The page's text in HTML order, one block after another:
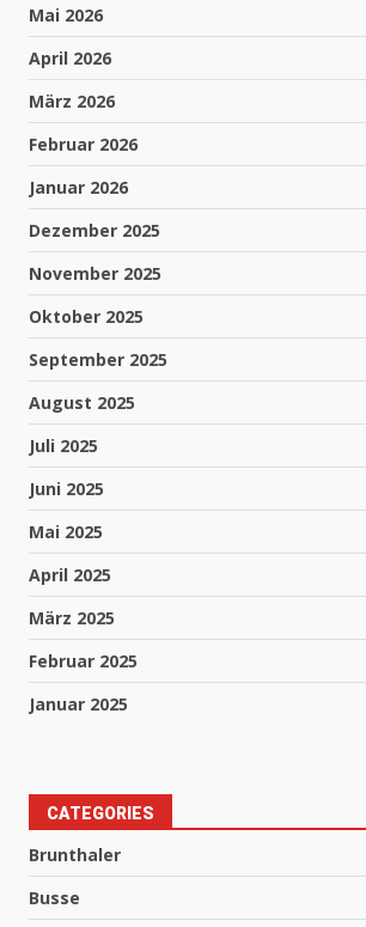
Mai 2026
April 2026
März 2026
Februar 2026
Januar 2026
Dezember 2025
November 2025
Oktober 2025
September 2025
August 2025
Juli 2025
Juni 2025
Mai 2025
April 2025
März 2025
Februar 2025
Januar 2025
CATEGORIES
Brunthaler
Busse